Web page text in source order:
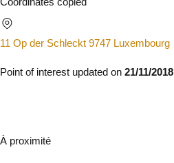
11 Op der Schleckt 9747 Luxembourg
Point of interest updated on 21/11/2018
À proximité